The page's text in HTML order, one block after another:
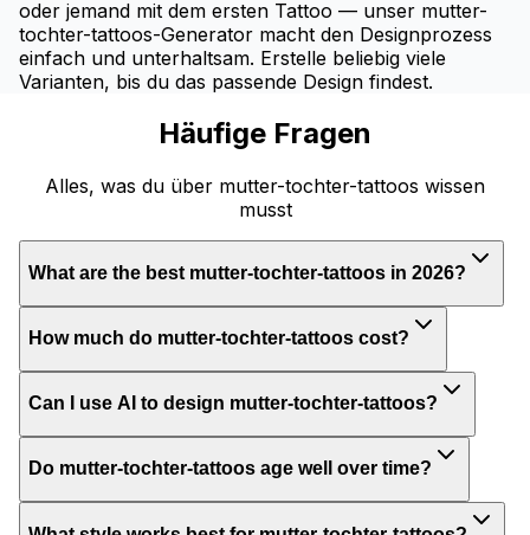
oder jemand mit dem ersten Tattoo — unser mutter-
tochter-tattoos-Generator macht den Designprozess
einfach und unterhaltsam. Erstelle beliebig viele
Varianten, bis du das passende Design findest.
Häufige Fragen
Alles, was du über mutter-tochter-tattoos wissen
musst
What are the best mutter-tochter-tattoos in 2026?
How much do mutter-tochter-tattoos cost?
Can I use AI to design mutter-tochter-tattoos?
Do mutter-tochter-tattoos age well over time?